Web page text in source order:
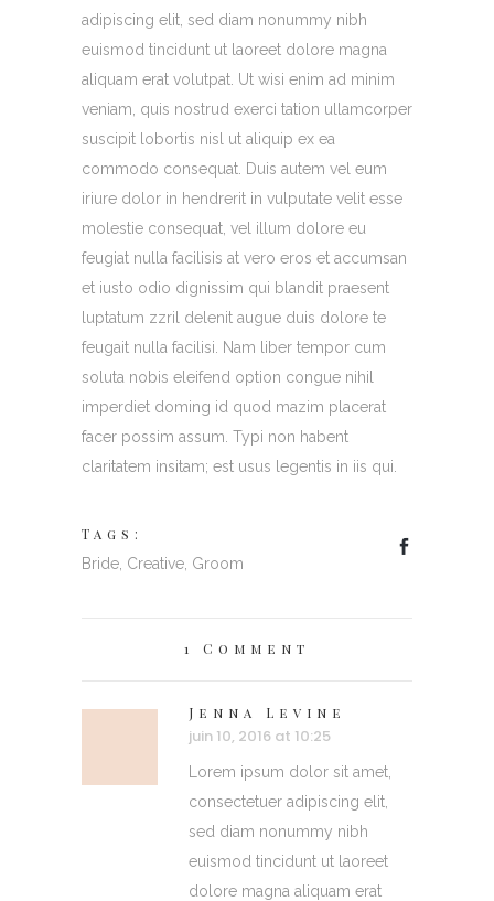
adipiscing elit, sed diam nonummy nibh
euismod tincidunt ut laoreet dolore magna
aliquam erat volutpat. Ut wisi enim ad minim
veniam, quis nostrud exerci tation ullamcorper
suscipit lobortis nisl ut aliquip ex ea
commodo consequat. Duis autem vel eum
iriure dolor in hendrerit in vulputate velit esse
molestie consequat, vel illum dolore eu
feugiat nulla facilisis at vero eros et accumsan
et iusto odio dignissim qui blandit praesent
luptatum zzril delenit augue duis dolore te
feugait nulla facilisi. Nam liber tempor cum
soluta nobis eleifend option congue nihil
imperdiet doming id quod mazim placerat
facer possim assum. Typi non habent
claritatem insitam; est usus legentis in iis qui.
Tags:
Bride Creative Groom
1 Comment
Jenna Levine
juin 10, 2016 at 10:25
Lorem ipsum dolor sit amet,
consectetuer adipiscing elit,
sed diam nonummy nibh
euismod tincidunt ut laoreet
dolore magna aliquam erat